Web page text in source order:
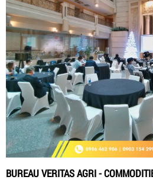
BUREAU VERITAS AGRI -